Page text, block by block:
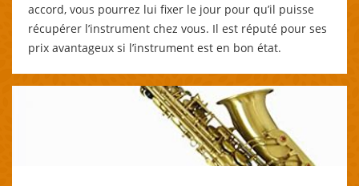
accord, vous pourrez lui fixer le jour pour qu’il puisse
récupérer l’instrument chez vous. Il est réputé pour ses
prix avantageux si l’instrument est en bon état.